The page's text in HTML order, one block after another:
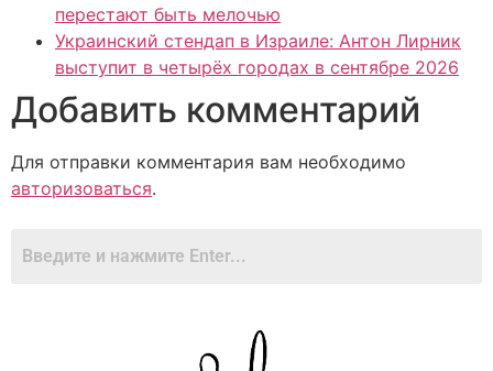
перестают быть мелочью
Украинский стендап в Израиле: Антон Лирник
выступит в четырёх городах в сентябре 2026
Добавить комментарий
Для отправки комментария вам необходимо
авторизоваться.